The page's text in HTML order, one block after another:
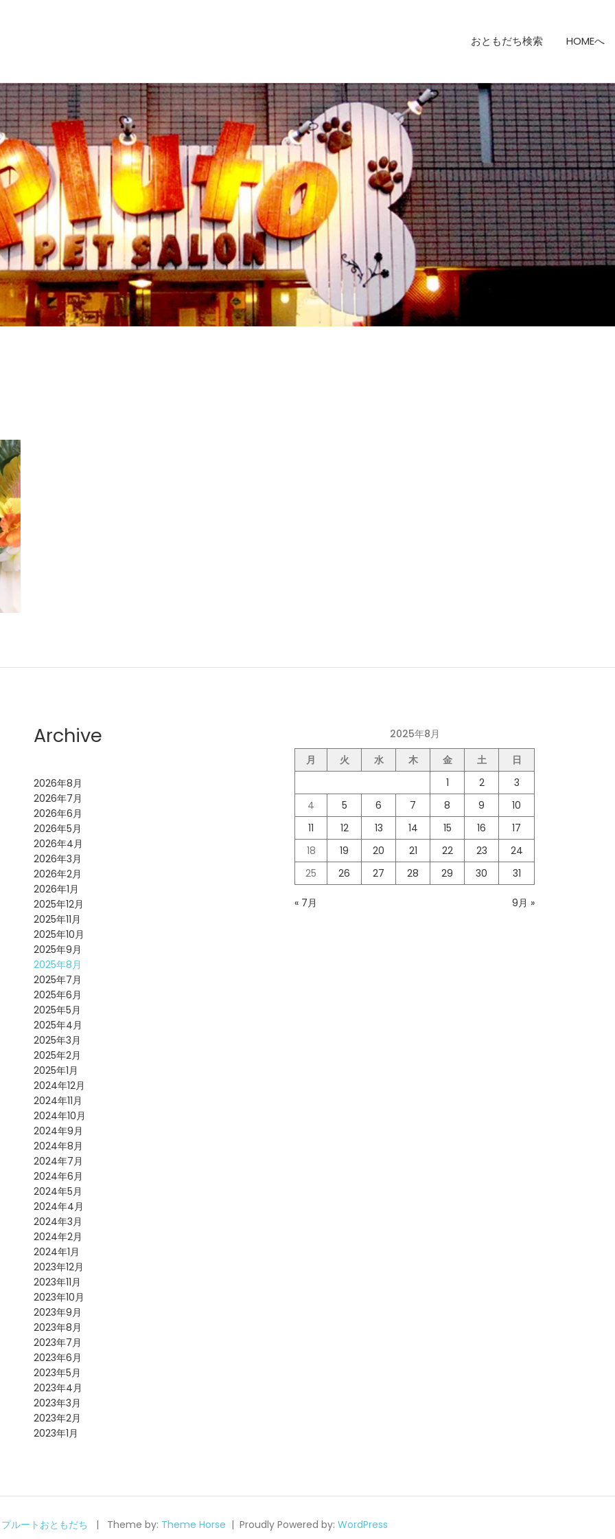
おともだち検索 HOMEへ
Archive
2026年8月
2026年7月
2026年6月
2026年5月
2026年4月
2026年3月
2026年2月
2026年1月
2025年12月
2025年11月
2025年10月
2025年9月
2025年8月
2025年7月
2025年6月
2025年5月
2025年4月
2025年3月
2025年2月
2025年1月
2024年12月
2024年11月
2024年10月
2024年9月
2024年8月
2024年7月
2024年6月
2024年5月
2024年4月
2024年3月
2024年2月
2024年1月
2023年12月
2023年11月
2023年10月
2023年9月
2023年8月
2023年7月
2023年6月
2023年5月
2023年4月
2023年3月
2023年2月
2023年1月
2025年8月
月
火 水 木 金 土
日
1
2
3
4
5 6 7 8 9
10
11
12 13 14 15 16
17
18
19 20 21 22 23
24
25
26 27 28 29 30 31
« 7月 9月 »
プルートおともだち Theme by: Theme Horse Proudly Powered by: WordPress